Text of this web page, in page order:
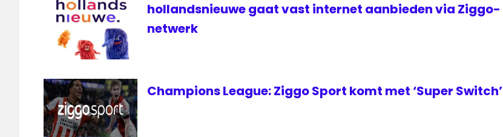
Radio
media
medianieuws
Flevoland
RKK
SBS
hollandsnieuwe gaat vast internet aanbieden via Ziggo-
netwerk
Champions League: Ziggo Sport komt met ‘Super Switch’